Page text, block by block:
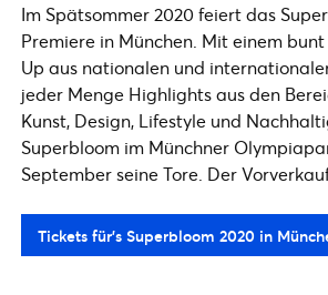
Im Spätsommer 2020 feiert das
Premiere in München. Mit einem
Up aus nationalen und
jeder Menge Highlights aus den
Kunst, Design, Lifestyle und
Superbloom im Münchner
September seine Tore. Der
Tickets für's Superbloom 2020 in